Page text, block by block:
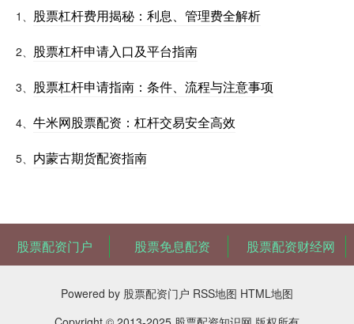
1、 股票杠杆费用揭秘：利息、管理费全解析
2、 股票杠杆申请入口及平台指南
3、 股票杠杆申请指南：条件、流程与注意事项
4、 牛米网股票配资：杠杆交易安全高效
5、 内蒙古期货配资指南
股票配资门户 股票免息配资 股票配资财经网
Powered by 股票配资门户 RSS地图 HTML地图